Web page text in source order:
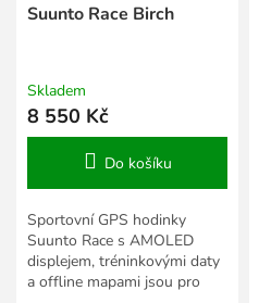
Suunto Race Birch
Skladem
8 550 Kč
Do košíku
Sportovní GPS hodinky
Suunto Race s AMOLED
displejem, tréninkovými daty
a offline mapami jsou pro